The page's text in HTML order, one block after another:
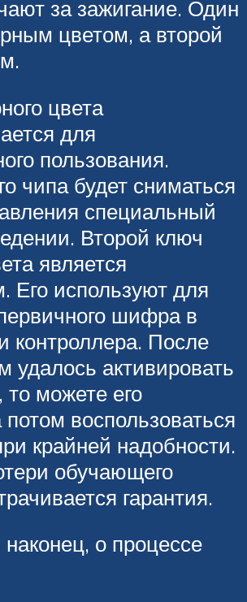
за зажигание. Один
цветом, а второй
цвета
для
пользования.
чипа будет сниматься
специальный
Второй ключ
является
Его используют для
шифра в
контроллера. После
удалось активировать
то можете его
воспользоваться
крайней надобности.
обучающего
гарантия.
о процессе